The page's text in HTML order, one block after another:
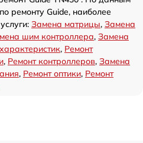
ремонту Guide, наиболее
Замена матрицы, Замена
шим контроллера, Замена
, Ремонт
, Ремонт контроллеров, Замена
, Ремонт оптики, Ремонт